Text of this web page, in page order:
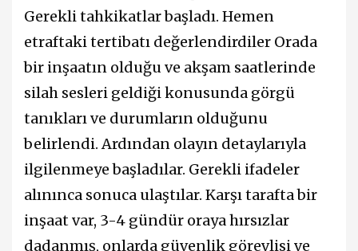
Gerekli tahkikatlar başladı. Hemen
etraftaki tertibatı değerlendirdiler Orada
bir inşaatın olduğu ve akşam saatlerinde
silah sesleri geldiği konusunda görgü
tanıkları ve durumların olduğunu
belirlendi. Ardından olayın detaylarıyla
ilgilenmeye başladılar. Gerekli ifadeler
alınınca sonuca ulaştılar. Karşı tarafta bir
inşaat var, 3-4 gündür oraya hırsızlar
dadanmış, onlarda güvenlik görevlisi ve